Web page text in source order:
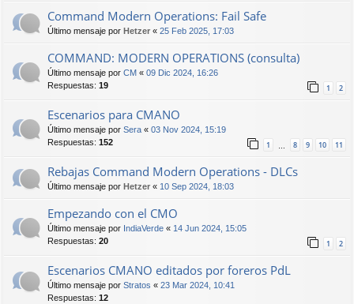
Command Modern Operations: Fail Safe
Último mensaje por Hetzer « 25 Feb 2025, 17:03
COMMAND: MODERN OPERATIONS (consulta)
Último mensaje por CM « 09 Dic 2024, 16:26
Respuestas: 19 1 2
Escenarios para CMANO
Último mensaje por Sera « 03 Nov 2024, 15:19
Respuestas: 152 1 … 8 9 10 11
Rebajas Command Modern Operations - DLCs
Último mensaje por Hetzer « 10 Sep 2024, 18:03
Empezando con el CMO
Último mensaje por IndiaVerde « 14 Jun 2024, 15:05
Respuestas: 20 1 2
Escenarios CMANO editados por foreros PdL
Último mensaje por Stratos « 23 Mar 2024, 10:41
Respuestas: 12